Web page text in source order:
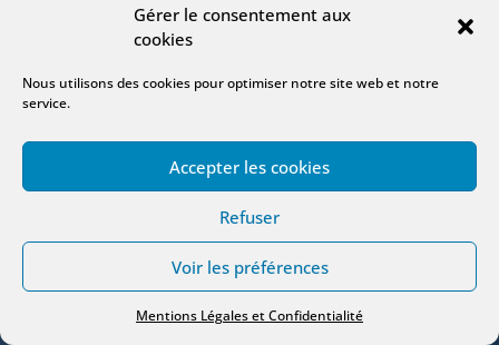
Gérer le consentement aux
cookies
Nous utilisons des cookies pour optimiser notre site web et notre
service.
Accepter les cookies
Refuser
Voir les préférences
Mentions Légales et Confidentialité